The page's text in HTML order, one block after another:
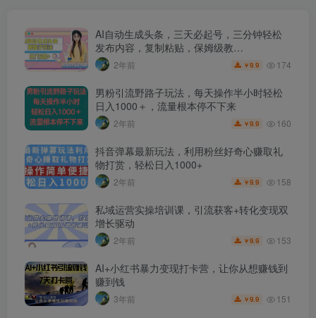
AI自动生成头条，三天必起号，三分钟轻松
发布内容，复制粘贴，保姆级教…
2年前 ￥9.9 174
男粉引流野路子玩法，每天操作半小时轻松
日入1000＋，流量根本停不下来
2年前 ￥9.9 160
抖音弹幕最新玩法，利用粉丝好奇心赚取礼
物打赏，轻松日入1000+
2年前 ￥9.9 158
私域运营实操培训课，引流获客+转化变现双
增长驱动
2年前 ￥9.9 153
AI+小红书暴力变现打卡营，让你从想赚钱到
赚到钱
3年前 ￥9.9 151